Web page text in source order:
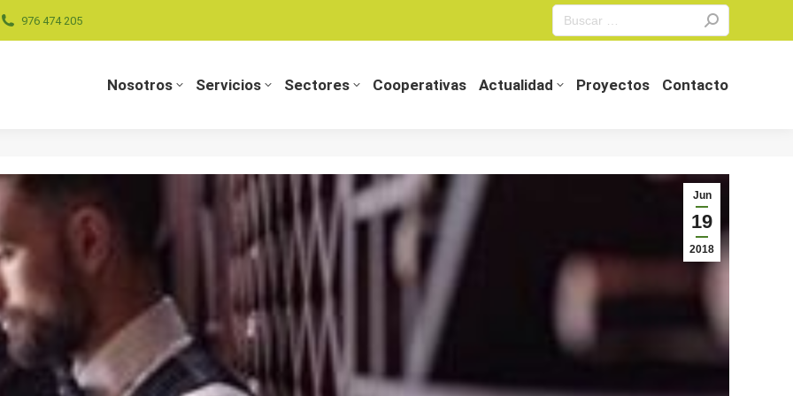
976 474 205
Search:
Nosotros Servicios Sectores Cooperativas Actualidad Proyectos Contacto
Jun
19
2018
Actualidad Proyectos Contacto